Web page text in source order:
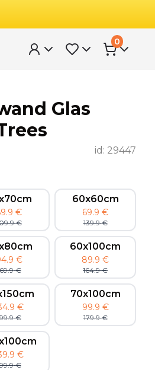
0
Glas
id: 29447
€
€
60x60cm
69.9 €
139.9 €
€
€
60x100cm
89.9 €
164.9 €
€
€
70x100cm
99.9 €
179.9 €
€
€